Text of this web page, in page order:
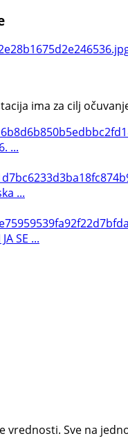
ima za cilj
...
...
SE ...
vrednosti. Sve na